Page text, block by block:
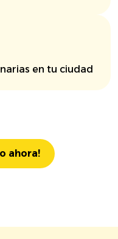
en tu ciudad
ahora!